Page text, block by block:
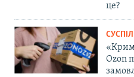
це?
«Крим
Ozon